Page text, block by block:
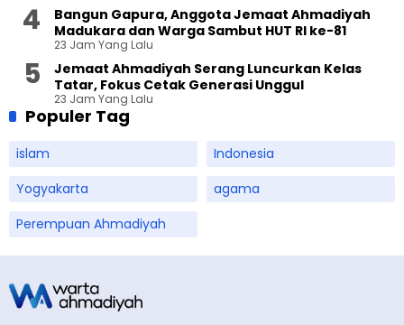
Bangun Gapura, Anggota Jemaat Ahmadiyah
Madukara dan Warga Sambut HUT RI ke-81
23 Jam Yang Lalu
Jemaat Ahmadiyah Serang Luncurkan Kelas
Tatar, Fokus Cetak Generasi Unggul
23 Jam Yang Lalu
Populer Tag
islam
Indonesia
Yogyakarta
agama
Perempuan Ahmadiyah